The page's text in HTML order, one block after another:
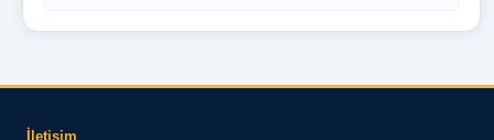
İletişim